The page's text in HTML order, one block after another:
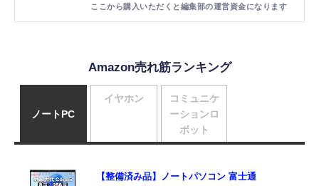
Amazon売れ筋ランキング
ノートPC
【整備済み品】ノートパソコン 富士通
イヤホン
コミュニケ
ーションロ
ボット